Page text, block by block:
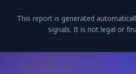
This report is generated
signals. It is not legal or